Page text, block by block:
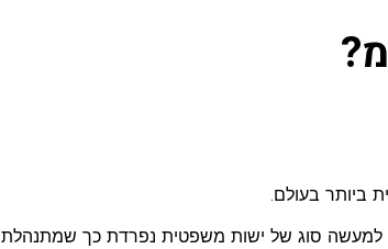
ביותר בעולם.
למעשה סוג של ישות משפטית נפרדת כך שמתנהלת